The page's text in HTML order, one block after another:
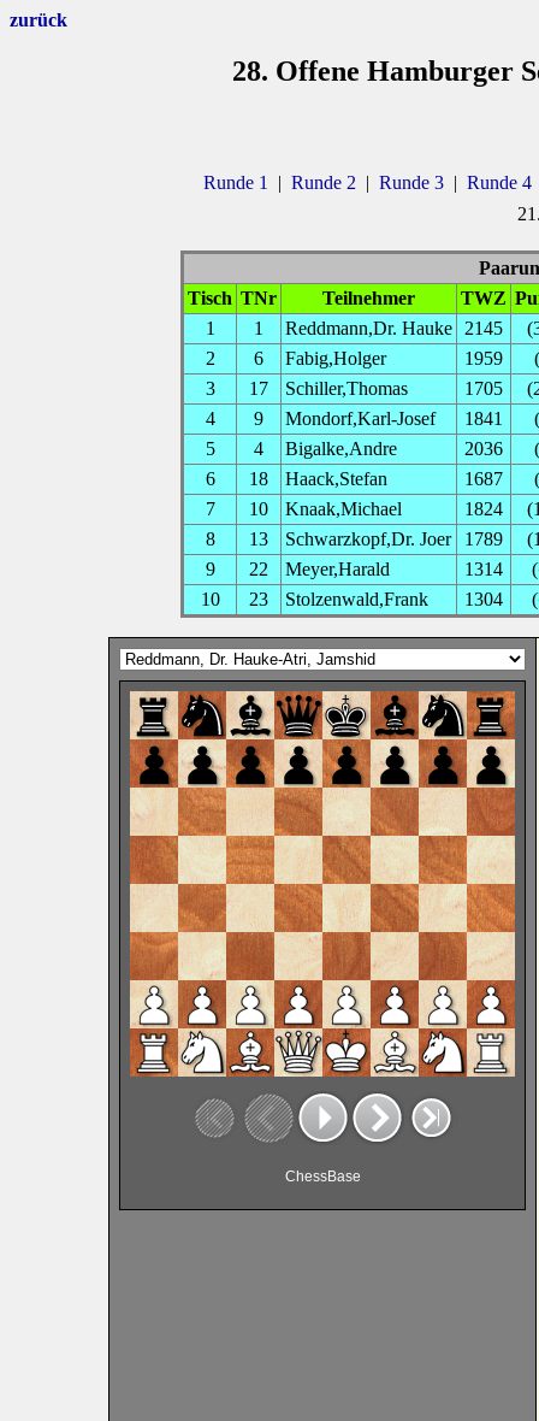
zurück
28. Offene Hamburger
Runde 1 | Runde 2 | Runde 3 | Runde 4
Tisch TNr Teilnehmer TWZ
1
1 Reddmann,Dr. Hauke 2145
2
6 Fabig,Holger 1959
3
17 Schiller,Thomas 1705
4
9 Mondorf,Karl-Josef 1841
5
4 Bigalke,Andre 2036
6
18 Haack,Stefan 1687
7
10 Knaak,Michael 1824
8
13 Schwarzkopf,Dr. Joer 1789
9
22 Meyer,Harald 1314
10
23 Stolzenwald,Frank 1304
ChessBase